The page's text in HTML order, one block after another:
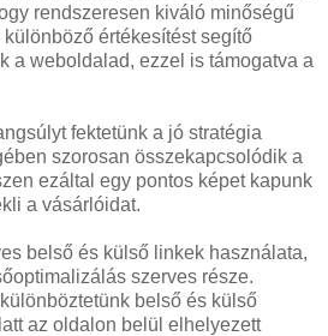
rendszeresen kiváló minőségű
értékesítést segítő
a weboldalad, ezzel is támogatva a
fektetünk a jó stratégia
szorosan összekapcsolódik a
ezáltal egy pontos képet kapunk
a vásárlóidat.
belső és külső linkek használata,
szerves része.
belső és külső
az oldalon belül elhelyezett